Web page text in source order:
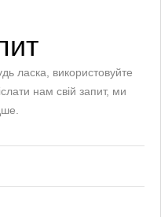
ласка, використовуйте
нам свій запит, ми